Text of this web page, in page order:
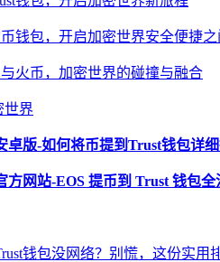
钱包，开启加密世界安全便捷之
与火币，加密世界的碰撞与融合
世界
卓版-如何将币提到Trust钱包详
方网站-EOS 提币到 Trust 钱包全